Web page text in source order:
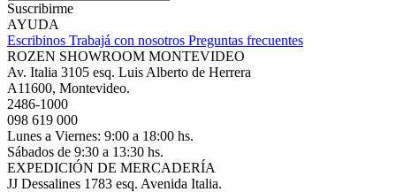
Suscribirme
AYUDA
Escribinos Trabajá con nosotros Preguntas frecuentes
ROZEN SHOWROOM MONTEVIDEO
Av. Italia 3105 esq. Luis Alberto de Herrera
A11600, Montevideo.
2486-1000
098 619 000
Lunes a Viernes: 9:00 a 18:00 hs.
Sábados de 9:30 a 13:30 hs.
EXPEDICIÓN DE MERCADERÍA
JJ Dessalines 1783 esq. Avenida Italia.